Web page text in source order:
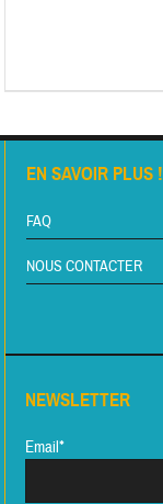
EN SAVOIR PLUS !
FAQ
NOUS CONTACTER
NEWSLETTER
Email*